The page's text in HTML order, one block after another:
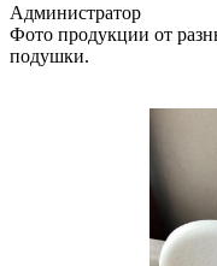
Администратор
Фото продукции от
подушки.